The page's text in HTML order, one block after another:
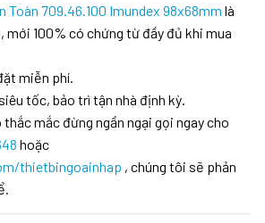
Toàn 709.46.100 Imundex 98x68mm là
mới 100% có chứng từ đầy đủ khi mua
miễn phí.
tốc, bảo trì tận nhà định kỳ.
thắc mắc đừng ngần ngại gọi ngay cho
hoặc
thietbingoainhap , chúng tôi sẽ phản